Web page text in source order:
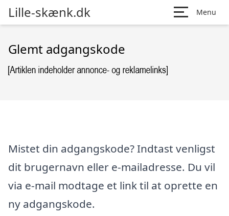
Lille-skænk.dk Menu
Glemt adgangskode
Mistet din adgangskode? Indtast venligst
dit brugernavn eller e-mailadresse. Du vil
via e-mail modtage et link til at oprette en
ny adgangskode.